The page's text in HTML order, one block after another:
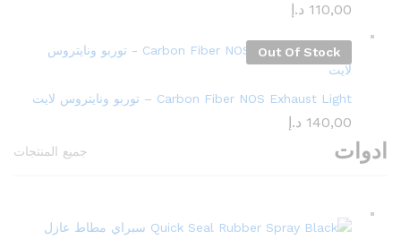
110,00 د.إ
Out Of Stock
Carbon Fiber NOS Exhaust Light – توربو ونايتروس لايت
140,00 د.إ
ادوات جميع المنتجات